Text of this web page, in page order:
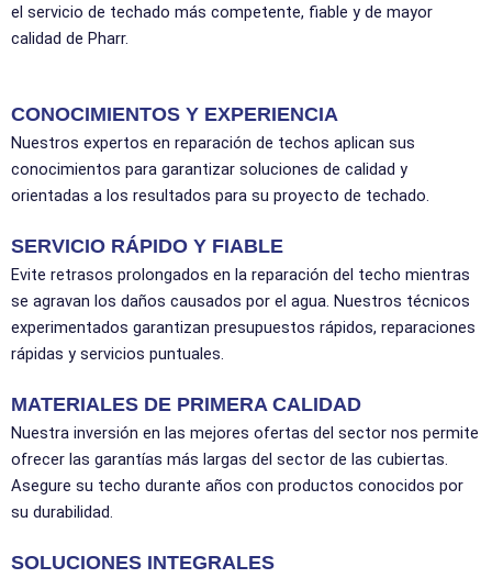
el servicio de techado más competente, fiable y de mayor
calidad de Pharr.
CONOCIMIENTOS Y EXPERIENCIA
Nuestros expertos en reparación de techos aplican sus
conocimientos para garantizar soluciones de calidad y
orientadas a los resultados para su proyecto de techado.
SERVICIO RÁPIDO Y FIABLE
Evite retrasos prolongados en la reparación del techo mientras
se agravan los daños causados por el agua. Nuestros técnicos
experimentados garantizan presupuestos rápidos, reparaciones
rápidas y servicios puntuales.
MATERIALES DE PRIMERA CALIDAD
Nuestra inversión en las mejores ofertas del sector nos permite
ofrecer las garantías más largas del sector de las cubiertas.
Asegure su techo durante años con productos conocidos por
su durabilidad.
SOLUCIONES INTEGRALES